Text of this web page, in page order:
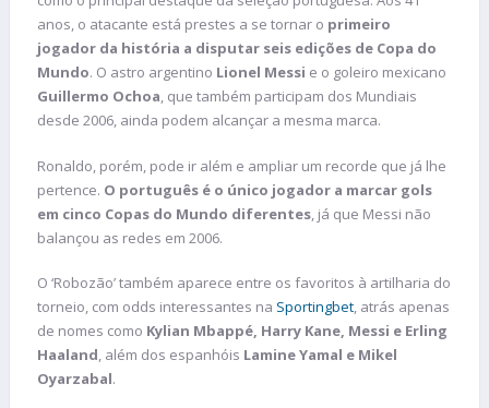
anos, o atacante está prestes a se tornar o primeiro
jogador da história a disputar seis edições de Copa do
Mundo. O astro argentino Lionel Messi e o goleiro mexicano
Guillermo Ochoa, que também participam dos Mundiais
desde 2006, ainda podem alcançar a mesma marca.
Ronaldo, porém, pode ir além e ampliar um recorde que já lhe
pertence. O português é o único jogador a marcar gols
em cinco Copas do Mundo diferentes, já que Messi não
balançou as redes em 2006.
O ‘Robozão’ também aparece entre os favoritos à artilharia do
torneio, com odds interessantes na Sportingbet, atrás apenas
de nomes como Kylian Mbappé, Harry Kane, Messi e Erling
Haaland, além dos espanhóis Lamine Yamal e Mikel
Oyarzabal.